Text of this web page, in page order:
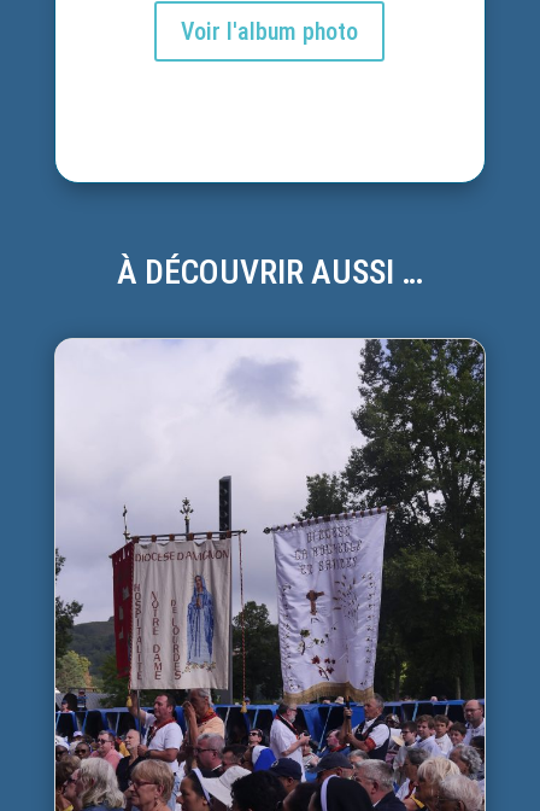
Voir l'album photo
À DÉCOUVRIR AUSSI …